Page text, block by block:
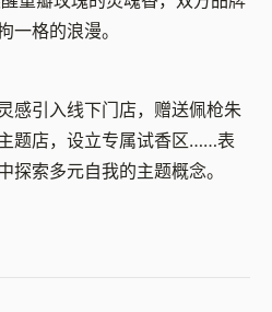
一格的浪漫。
感引入线下门店，赠送佩枪朱
题店，设立专属试香区……表
探索多元自我的主题概念。